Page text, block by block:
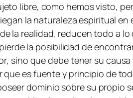
libre, como hemos visto,
la naturaleza espiritual
la realidad, reducen todo a
la posibilidad de
sino que debe tener su
es fuente y principio de
dominio sobre su propio